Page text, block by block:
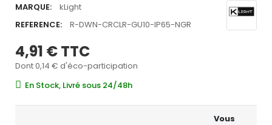
MARQUE:
kLight
REFERENCE:
R-DWN-CRCLR-GU10-IP65-NGR
4,91 €TTC
Dont 0,14 € d'éco-participation
En Stock, Livré sous 24/48h
Vous